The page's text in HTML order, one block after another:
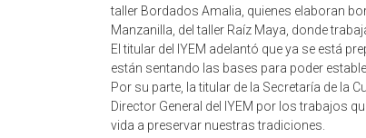
taller Bordados Amalia, quienes elaboran
Manzanilla, del taller Raíz Maya, donde
El titular del IYEM adelantó que ya se está
están sentando las bases para poder
Por su parte, la titular de la Secretaría de la
Director General del IYEM por los trabajos
vida a preservar nuestras tradiciones.